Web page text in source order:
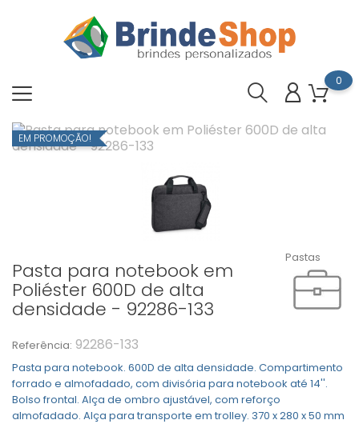
0
EM PROMOÇÃO!
Pasta para notebook em
Poliéster 600D de alta
densidade - 92286-133
Referência: 92286-133
Pasta para notebook. 600D de alta densidade. Compartimento
forrado e almofadado, com divisória para notebook até 14''.
Bolso frontal. Alça de ombro ajustável, com reforço
almofadado. Alça para transporte em trolley. 370 x 280 x 50 mm
Pastas